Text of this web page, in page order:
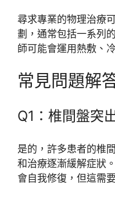
尋求專業的物理治療
劃，通常包括一系列
師可能會運用熱敷、
常見問題解
Q1：椎間盤突
是的，許多患者的椎
和治療逐漸緩解症狀
會自我修復，但這需